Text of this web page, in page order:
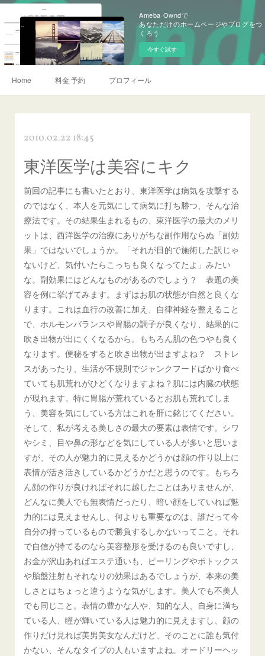
Ameba Owndで
あなただけのホームページやブログをつ
くろう
今すぐ試す
Home 料金 予約 プロフィール
2010.02.22 18:45
東洋医学は美容にキク
前回の記事にも書いたとおり、東洋医学は病気を攻撃する
のではなく、本人を元気にして病気に打ち勝つ、そんな治
療法です。その結果生まれるもの、東洋医学の最大のメリ
ットは、西洋医学の治療にありがちな副作用ならぬ「副効
果」ではないでしょうか。「それが目的で施術した訳じゃ
ないけど、気付いたらこっちも良くなってたよ」みたい
な。副効果にはどんなものがあるのでしょう？ 表題の美
容を例に挙げてみます。まずはお肌の状態が自然と良くな
ります。これは血行の改善に加え、自律神経を整えること
で、ホルモンバランスや胃腸の調子が良くなり、結果的に
吹き出物が出にくくなるから。もちろん肌の色つやも良く
なります。便秘をすると吹き出物が出ますよね？ ストレ
スがあったり、生活が不規則でジャンクフードばかり食べ
ていても肌荒れがひどくなりますよね？肌には内臓の状態
が現れます。特に胃腸が荒れているとお肌も荒れてしま
う、美容を気にしている方はこれを肝に銘じてください。
そして、私が考える美しさの最大の要素は表情です。シワ
やシミ、目や鼻の形などを気にしている人が多いと思いま
すが、その人が魅力的に見えるかどうかは顔の作り以上に
表情が活き活きしているかどうかだと思うのです。もちろ
ん顔の作りが良ければそれに越したことはありませんが、
どんなに美人でも無表情だったり、暗い顔をしていれば魅
力的には見えませんし、何よりも重要なのは、誰だって今
自分の持っているもので勝負するしかないってこと。それ
で自信が持てるのなら美容整形を受けるのも良いですし、
お金が沢山あればエステ通いも、ピーリングやボトックス
や胎盤注射もそれなりの効果はあるでしょうが、本来の美
しさとはちょっと違うような気がします。美人でも不美人
でも同じこと。表情の豊かな人や、知的な人、自身に満ち
ている人、瞳が輝いている人は魅力的に見えますし、顔の
作りだけ見れば美男美女なんだけど、そのことに誰も気付
かない、そんなタイプの人もいますよね。オードリーヘッ